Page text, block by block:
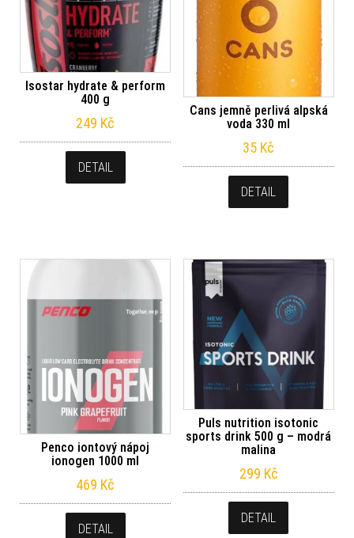
Isostar hydrate & perform
400 g
249 Kč
DETAIL
Cans jemně perlivá alpská
voda 330 ml
35 Kč
DETAIL
Penco iontový nápoj
ionogen 1000 ml
469 Kč
DETAIL
Puls nutrition isotonic
sports drink 500 g – modrá
malina
299 Kč
DETAIL